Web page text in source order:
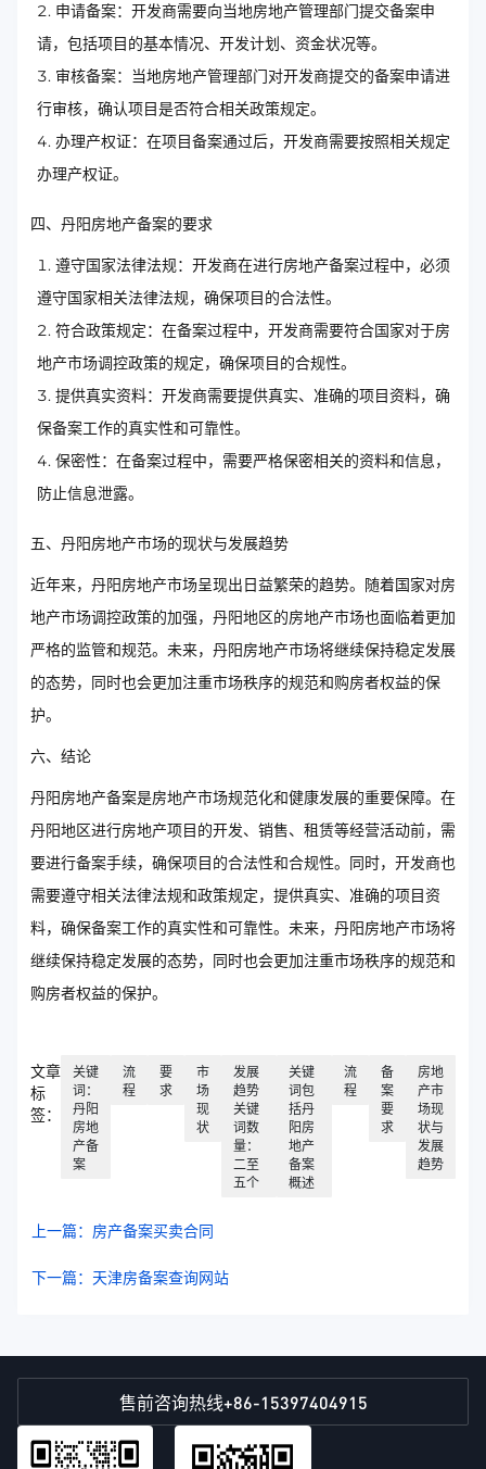
申请备案：开发商需要向当地房地产管理部门提交备案申
请，包括项目的基本情况、开发计划、资金状况等。
审核备案：当地房地产管理部门对开发商提交的备案申请进
行审核，确认项目是否符合相关政策规定。
办理产权证：在项目备案通过后，开发商需要按照相关规定
办理产权证。
四、丹阳房地产备案的要求
遵守国家法律法规：开发商在进行房地产备案过程中，必须
遵守国家相关法律法规，确保项目的合法性。
符合政策规定：在备案过程中，开发商需要符合国家对于房
地产市场调控政策的规定，确保项目的合规性。
提供真实资料：开发商需要提供真实、准确的项目资料，确
保备案工作的真实性和可靠性。
保密性：在备案过程中，需要严格保密相关的资料和信息，
防止信息泄露。
五、丹阳房地产市场的现状与发展趋势
近年来，丹阳房地产市场呈现出日益繁荣的趋势。随着国家对房
地产市场调控政策的加强，丹阳地区的房地产市场也面临着更加
严格的监管和规范。未来，丹阳房地产市场将继续保持稳定发展
的态势，同时也会更加注重市场秩序的规范和购房者权益的保
护。
六、结论
丹阳房地产备案是房地产市场规范化和健康发展的重要保障。在
丹阳地区进行房地产项目的开发、销售、租赁等经营活动前，需
要进行备案手续，确保项目的合法性和合规性。同时，开发商也
需要遵守相关法律法规和政策规定，提供真实、准确的项目资
料，确保备案工作的真实性和可靠性。未来，丹阳房地产市场将
继续保持稳定发展的态势，同时也会更加注重市场秩序的规范和
购房者权益的保护。
文章
标
签：
关键
词：
丹阳
房地
产备
案
流
程
要
求
市
场
现
状
发展
趋势
关键
词数
量：
二至
五个
关键
词包
括丹
阳房
地产
备案
概述
流
程
备
案
要
求
房地
产市
场现
状与
发展
趋势
上一篇：房产备案买卖合同
下一篇：天津房备案查询网站
售前咨询热线+86-15397404915